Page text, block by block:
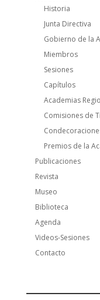
Historia
Junta Directiva
Gobierno de la
Miembros
Sesiones
Capítulos
Academias
Comisiones de
Premios de la
Publicaciones
Revista
Museo
Biblioteca
Agenda
Videos-Sesiones
Contacto